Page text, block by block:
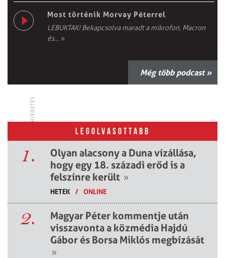
Most történik Morvay Péterrel
LEBUKTAK! Bekapcsolva maradt a mikrofon, Macron
és... »
Még több podcast »
HÍRDETÉS
LEGOLVASOTTABB
1.
Olyan alacsony a Duna vízállása,
hogy egy 18. századi erőd is a
felszínre került »
HETEK / ONLINE
2.
Magyar Péter kommentje után
visszavonta a közmédia Hajdú
Gábor és Borsa Miklós megbízását
»